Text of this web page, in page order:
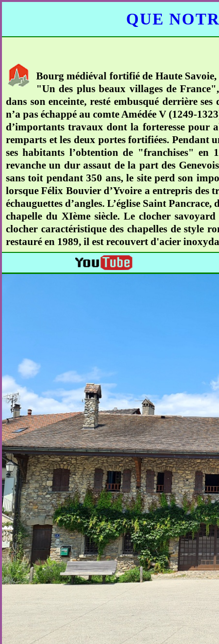
QUE
Bourg médiéval fortifié de Haute
"Un des plus beaux villages de
dans son enceinte, resté embusqué derrière
n’a pas échappé au comte Amédée V (1249-
d’importants travaux dont la forteresse pour
remparts et les deux portes fortifiées.
ses habitants l’obtention de "franchises" en
revanche un dur assaut de la part des
sans toit pendant 350 ans, le site perd son
lorsque Félix Bouvier d’Yvoire a entrepris des
échauguettes d’angles. L’église Saint
chapelle du XIème siècle. Le clocher
clocher caractéristique des chapelles de style
restauré en 1989, il est recouvert d'acier